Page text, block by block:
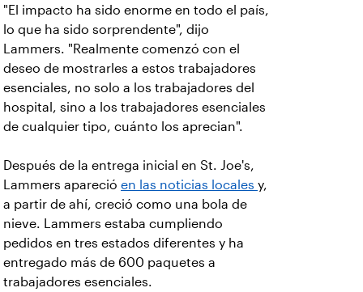
"El impacto ha sido enorme en todo el país,
lo que ha sido sorprendente", dijo
Lammers. "Realmente comenzó con el
deseo de mostrarles a estos trabajadores
esenciales, no solo a los trabajadores del
hospital, sino a los trabajadores esenciales
de cualquier tipo, cuánto los aprecian".
Después de la entrega inicial en St. Joe's,
Lammers apareció en las noticias locales y,
a partir de ahí, creció como una bola de
nieve. Lammers estaba cumpliendo
pedidos en tres estados diferentes y ha
entregado más de 600 paquetes a
trabajadores esenciales.